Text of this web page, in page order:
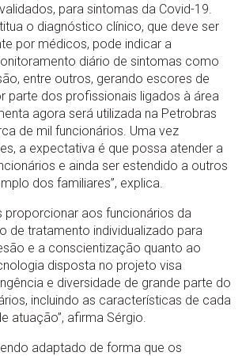
para sintomas da Covid-19.
o diagnóstico clínico, que deve ser
por médicos, pode indicar a
diário de sintomas como
entre outros, gerando escores de
parte dos profissionais ligados à área
agora será utilizada na Petrobras
de mil funcionários. Uma vez
a expectativa é que possa atender a
e ainda ser estendido a outros
dos familiares”, explica.
proporcionar aos funcionários da
de tratamento individualizado para
e a conscientização quanto ao
disposta no projeto visa
e diversidade de grande parte do
incluindo as características de cada
atuação”, afirma Sérgio.
adaptado de forma que os